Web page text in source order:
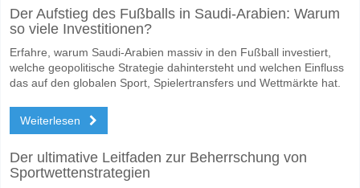
Wofür ist die richtige Ergebnisprognose Trans Narva v
Auf der riskanten Seite, können Sie das Korrektes Ergebnis von
Der Aufstieg des Fußballs in Saudi-Arabien: Warum
so viele Investitionen?
Erfahre, warum Saudi-Arabien massiv in den Fußball investiert,
welche geopolitische Strategie dahintersteht und welchen Einfluss
das auf den globalen Sport, Spielertransfers und Wettmärkte hat.
Weiterlesen
Der ultimative Leitfaden zur Beherrschung von
Sportwettenstrategien